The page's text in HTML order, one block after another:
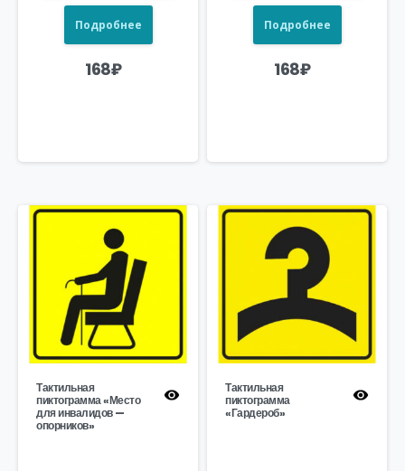
Подробнее
168₽
Подробнее
168₽
Тактильная
пиктограмма «Место
для инвалидов —
опорников»
Тактильная
пиктограмма
«Гардероб»